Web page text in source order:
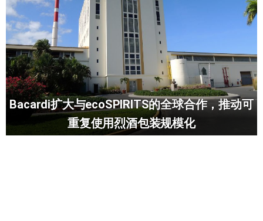
Bacardi扩大与ecoSPIRITS的全球合作，推动可
重复使用烈酒包装规模化